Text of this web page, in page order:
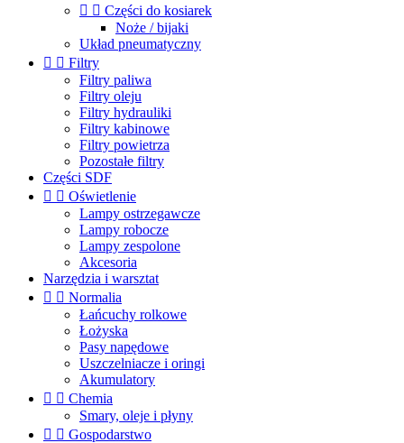
  Części do kosiarek
Noże / bijaki
Układ pneumatyczny
  Filtry
Filtry paliwa
Filtry oleju
Filtry hydrauliki
Filtry kabinowe
Filtry powietrza
Pozostałe filtry
Części SDF
  Oświetlenie
Lampy ostrzegawcze
Lampy robocze
Lampy zespolone
Akcesoria
Narzędzia i warsztat
  Normalia
Łańcuchy rolkowe
Łożyska
Pasy napędowe
Uszczelniacze i oringi
Akumulatory
  Chemia
Smary, oleje i płyny
  Gospodarstwo